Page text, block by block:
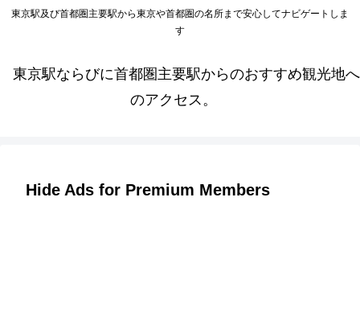
東京駅及び首都圏主要駅から東京や首都圏の名所まで安心してナビゲートしま
す
東京駅ならびに首都圏主要駅からのおすすめ観光地へ
のアクセス。
Hide Ads for Premium Members